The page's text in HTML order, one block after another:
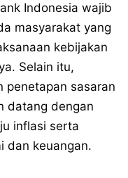
Indonesia wajib
masyarakat yang
kebijakan
Selain itu,
penetapan sasaran
datang dengan
inflasi serta
dan keuangan.